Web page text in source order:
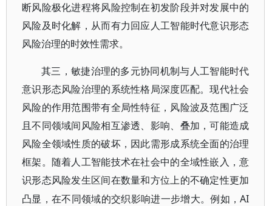
断风险极化进程将风险控制在初发阶段并对发展中的
风险及时化解，从而有力回应人工智能时代意识形态
风险治理的时效性需求。
其三，敏捷治理的多元协同机制与人工智能时代
意识形态风险治理的系统性格局深度匹配。现代社会
风险的作用范围带有全局性特征，风险波及范围广泛
且不同领域间风险相互渗透、影响、叠加，可能造成
风险全领域性质的破坏，因此需形成系统全面的治理
框架。随着人工智能技术在社会中的全域性嵌入，意
识形态风险发生区间在数量和方位上的不确定性更加
凸显，在不同领域的交织影响进一步增大。例如，AI